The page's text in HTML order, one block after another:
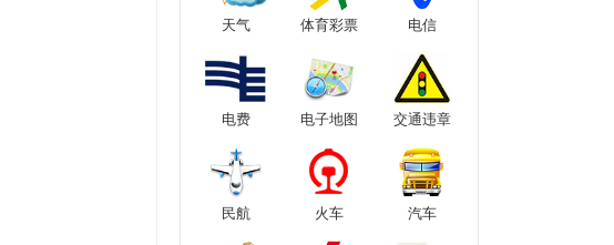
天气 体育彩票 电信
电费 电子地图 交通违章
民航 火车 汽车